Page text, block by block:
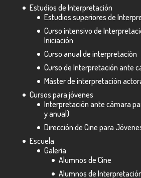
Estudios de Interpretación
Estudios superiores de
Curso intensivo de
Iniciación
Curso anual de interpretación
Curso de Interpretación ante
Máster de interpretación
Cursos para jóvenes
Interpretación ante cámara
y anual)
Dirección de Cine para
Escuela
Galería
Alumnos de Cine
Alumnos de